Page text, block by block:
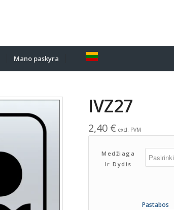
Mano paskyra
IVZ27
2,40 € excl. PVM
Medžiaga
Ir Dydis
Pastabos